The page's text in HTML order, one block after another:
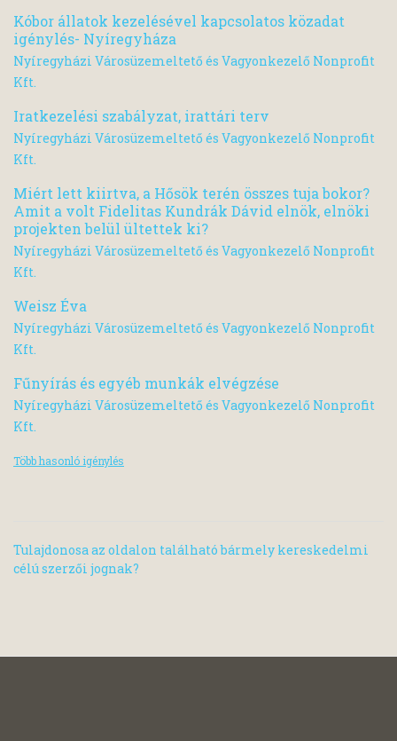
Kóbor állatok kezelésével kapcsolatos közadat
igénylés- Nyíregyháza
Nyíregyházi Városüzemeltető és Vagyonkezelő Nonprofit
Kft.
Iratkezelési szabályzat, irattári terv
Nyíregyházi Városüzemeltető és Vagyonkezelő Nonprofit
Kft.
Miért lett kiirtva, a Hősök terén összes tuja bokor?
Amit a volt Fidelitas Kundrák Dávid elnök, elnöki
projekten belül ültettek ki?
Nyíregyházi Városüzemeltető és Vagyonkezelő Nonprofit
Kft.
Weisz Éva
Nyíregyházi Városüzemeltető és Vagyonkezelő Nonprofit
Kft.
Fűnyírás és egyéb munkák elvégzése
Nyíregyházi Városüzemeltető és Vagyonkezelő Nonprofit
Kft.
Több hasonló igénylés
Tulajdonosa az oldalon található bármely kereskedelmi
célú szerzői jognak?